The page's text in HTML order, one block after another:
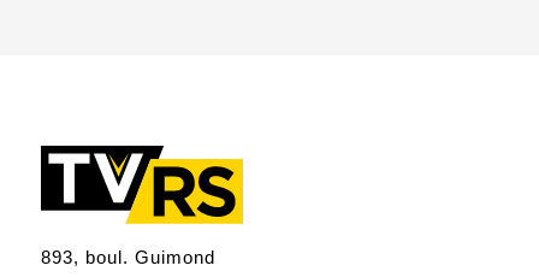
893, boul. Guimond